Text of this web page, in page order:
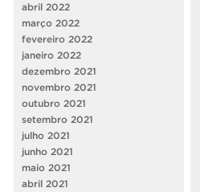
abril 2022
março 2022
fevereiro 2022
janeiro 2022
dezembro 2021
novembro 2021
outubro 2021
setembro 2021
julho 2021
junho 2021
maio 2021
abril 2021